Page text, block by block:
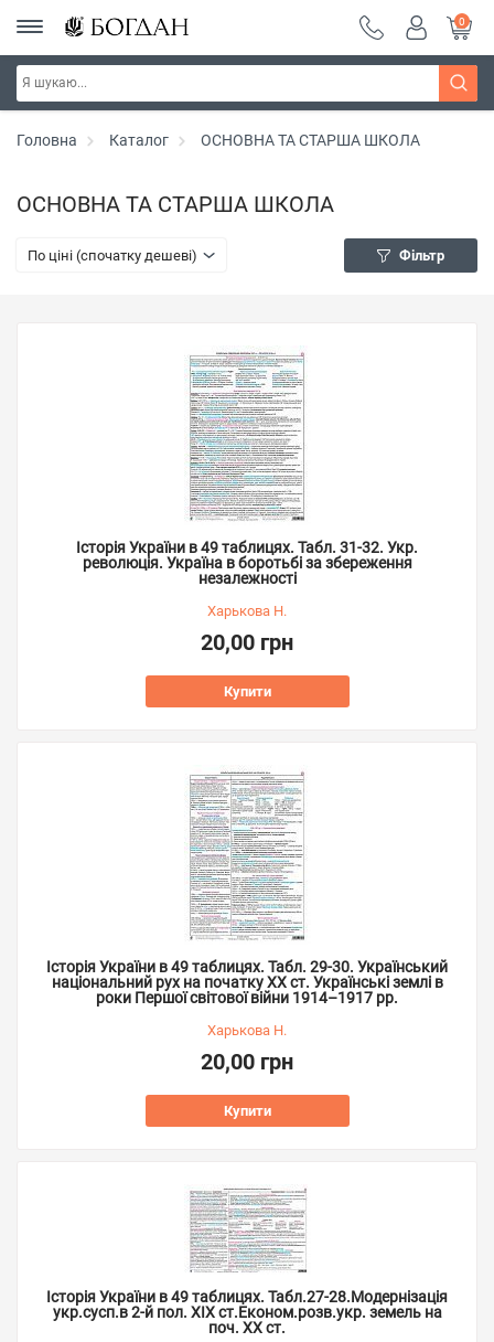
0
Головна Каталог ОСНОВНА ТА СТАРША ШКОЛА
ОСНОВНА ТА СТАРША ШКОЛА
По ціні (спочатку дешеві) Фільтр
Історія України в 49 таблицях. Табл. 31-32. Укр.
революція. Україна в боротьбі за збереження
незалежності
Харькова Н.
20,00 грн
Купити
Історія України в 49 таблицях. Табл. 29-30. Український
національний рух на початку ХХ ст. Українські землі в
роки Першої світової війни 1914–1917 рр.
Харькова Н.
20,00 грн
Купити
Історія України в 49 таблицях. Табл.27-28.Модернізація
укр.сусп.в 2-й пол. ХІХ ст.Економ.розв.укр. земель на
поч. ХХ ст.